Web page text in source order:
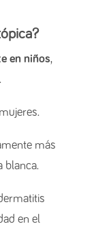
en niños,
más
blanca.
en el